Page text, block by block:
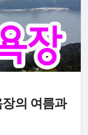
의 여름과